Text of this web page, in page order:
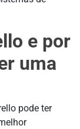
e por
uma
pode ter